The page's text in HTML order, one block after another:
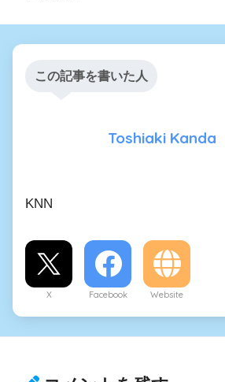
この記事を書いた人
Toshiaki Kanda
KNN
X Facebook Website